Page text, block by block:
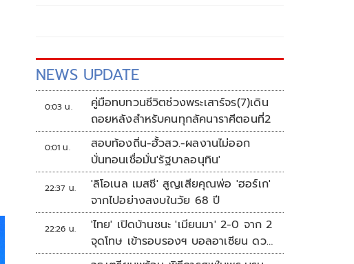
NEWS UPDATE
0:03 น.
คู่มือทบทวนชีวิตช่วงพระเสาร์จร(7)เดิน
ถอยหลังสำหรับคนทุกลัคนาราศีตอนที่2
0:01 น.
สอบท้องถิ่น-ฮั้วสว.-ผลงานไม่ออก
บั่นทอนเชื่อมั่น'รัฐบาลอนุทิน'
22:37 น.
'ลิโอเนล เมสซี' สูญเสียคุณพ่อ 'ฮอร์เก'
จากไปอย่างสงบในวัย 68 ปี
22:26 น.
'ไทย' เปิดบ้านชนะ 'เมียนมา' 2-0 จาก 2
จุดโทษ เข้ารอบรองฯ บอลอาเซียน ดวล
'สิงคโปร์'